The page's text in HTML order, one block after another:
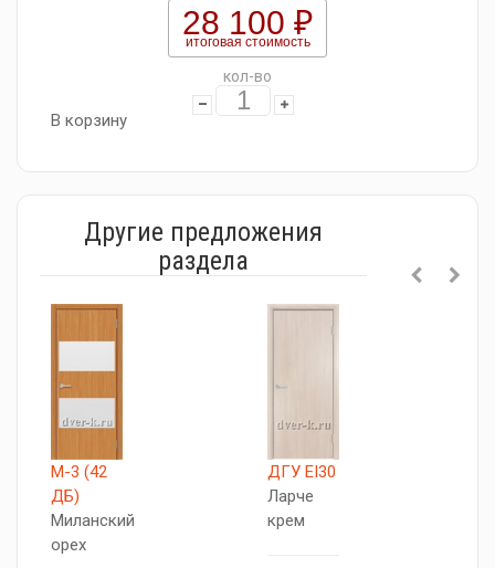
28 100 ₽
итоговая стоимость
кол-во
В корзину
Другие предложения
раздела
М-3 (42
ДБ)
Миланский
орех
ДГУ EI30
Ларче
крем